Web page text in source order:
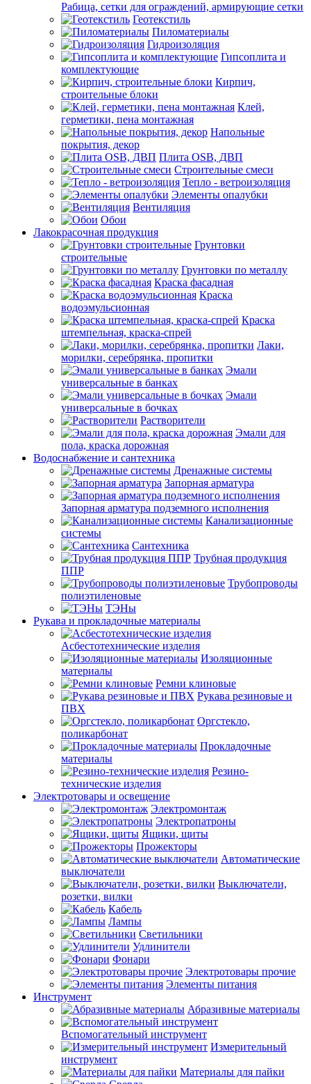
Рабица, сетки для ограждений, армирующие сетки
Геотекстиль
Пиломатериалы
Гидроизоляция
Гипсоплита и
комплектующие
Кирпич,
строительные блоки
Клей,
герметики, пена монтажная
Напольные
покрытия, декор
Плита OSB, ДВП
Строительные смеси
Тепло - ветроизоляция
Элементы опалубки
Вентиляция
Обои
Лакокрасочная продукция
Грунтовки
строительные
Грунтовки по металлу
Краска фасадная
Краска
водоэмульсионная
Краска
штемпельная, краска-спрей
Лаки,
морилки, серебрянка, пропитки
Эмали
универсальные в банках
Эмали
универсальные в бочках
Растворители
Эмали для
пола, краска дорожная
Водоснабжение и сантехника
Дренажные системы
Запорная арматура
Запорная арматура подземного исполнения
Канализационные
системы
Сантехника
Трубная продукция
ППР
Трубопроводы
полиэтиленовые
ТЭНы
Рукава и прокладочные материалы
Асбестотехнические изделия
Изоляционные
материалы
Ремни клиновые
Рукава резиновые и
ПВХ
Оргстекло,
поликарбонат
Прокладочные
материалы
Резино-
технические изделия
Электротовары и освещение
Электромонтаж
Электропатроны
Ящики, щиты
Прожекторы
Автоматические
выключатели
Выключатели,
розетки, вилки
Кабель
Лампы
Светильники
Удлинители
Фонари
Электротовары прочие
Элементы питания
Инструмент
Абразивные материалы
Вспомогательный инструмент
Измерительный
инструмент
Материалы для пайки